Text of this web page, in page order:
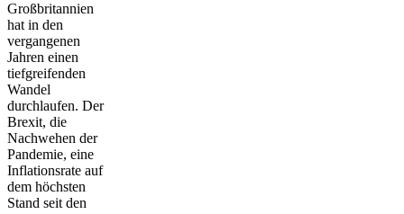
Großbritannien
hat in den
vergangenen
Jahren einen
tiefgreifenden
Wandel
durchlaufen. Der
Brexit, die
Nachwehen der
Pandemie, eine
Inflationsrate auf
dem höchsten
Stand seit den